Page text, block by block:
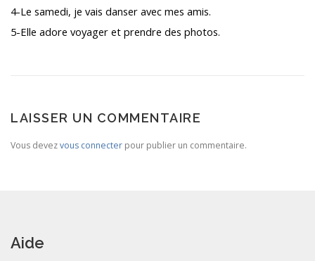
4-Le samedi, je vais danser avec mes amis.
5-Elle adore voyager et prendre des photos.
LAISSER UN COMMENTAIRE
Vous devezvous connecter pour publier un commentaire.
Aide